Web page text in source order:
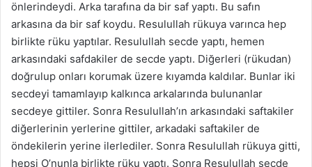
önlerindeydi. Arka tarafına da bir saf yaptı. Bu safın
arkasına da bir saf koydu. Resulullah rükuya varınca hep
birlikte rüku yaptılar. Resulullah secde yaptı, hemen
arkasındaki safdakiler de secde yaptı. Diğerleri (rükudan)
doğrulup onları korumak üzere kıyamda kaldılar. Bunlar iki
secdeyi tamamlayıp kalkınca arkalarında bulunanlar
secdeye gittiler. Sonra Resulullah’ın arkasındaki saftakiler
diğerlerinin yerlerine gittiler, arkadaki saftakiler de
öndekilerin yerine ilerlediler. Sonra Resulullah rükuya gitti,
hepsi O’nunla birlikte rüku yaptı. Sonra Resulullah secde